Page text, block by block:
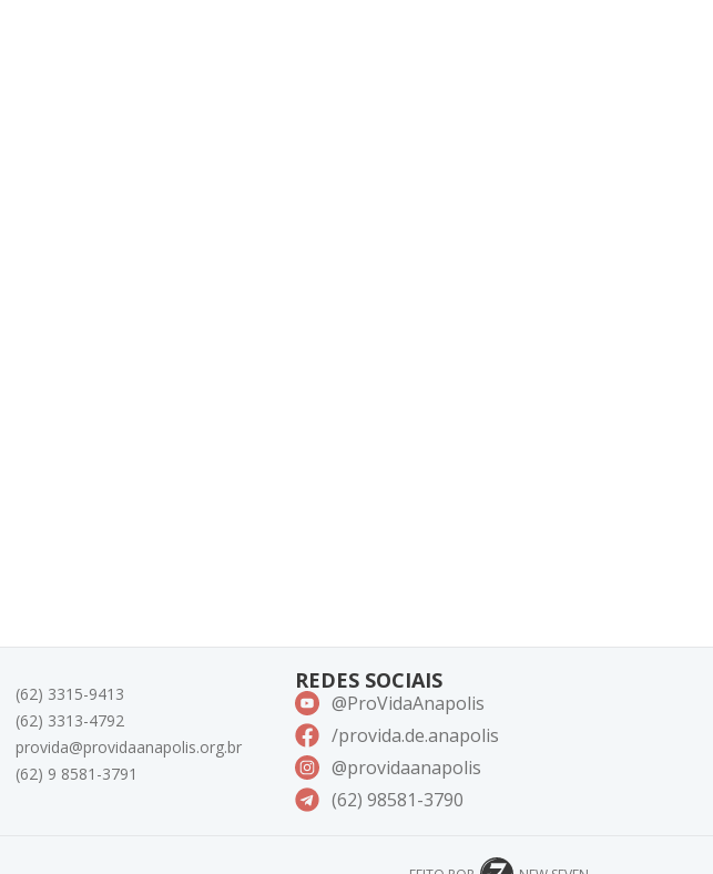
(62) 3315-9413
(62) 3313-4792
provida@providaanapolis.org.br
(62) 9 8581-3791
REDES SOCIAIS
@ProVidaAnapolis
/provida.de.anapolis
@providaanapolis
(62) 98581-3790